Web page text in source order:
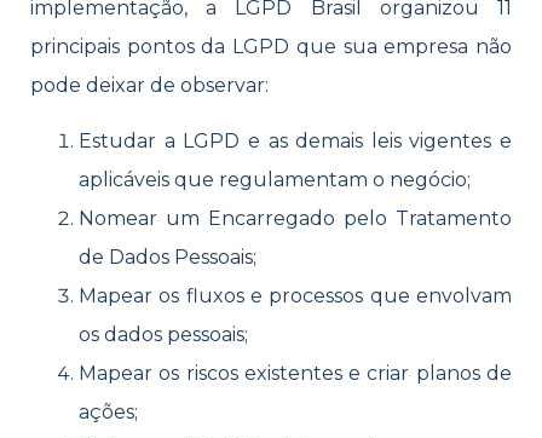
implementação, a LGPD Brasil organizou 11
principais pontos da LGPD que sua empresa não
pode deixar de observar:
Estudar a LGPD e as demais leis vigentes e
aplicáveis que regulamentam o negócio;
Nomear um Encarregado pelo Tratamento
de Dados Pessoais;
Mapear os fluxos e processos que envolvam
os dados pessoais;
Mapear os riscos existentes e criar planos de
ações;